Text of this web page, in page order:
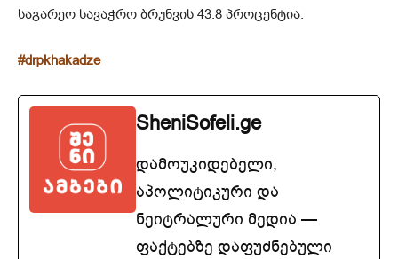
საგარეო სავაჭრო ბრუნვის 43.8 პროცენტია.
#drpkhakadze
SheniSofeli.ge
დამოუკიდებელი,
აპოლიტიკური და
ნეიტრალური მედია —
ფაქტებზე დაფუძნებული